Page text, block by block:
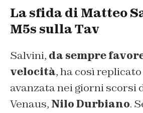
La sfida di Matteo
M5s sulla Tav
Salvini, da sempre
velocità, ha così
avanzata nei giorni scorsi
Venaus, Nilo Durbiano.